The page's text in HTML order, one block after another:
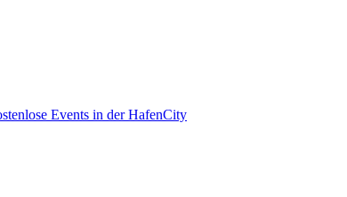
Events in der HafenCity